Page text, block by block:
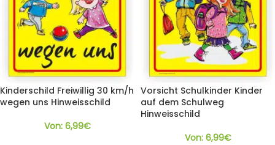
Kinderschild Freiwillig 30 km/h
wegen uns Hinweisschild
Von: 6,99€
Vorsicht Schulkinder Kinder
auf dem Schulweg
Hinweisschild
Von: 6,99€